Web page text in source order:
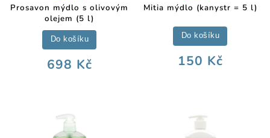
Prosavon mýdlo s olivovým
olejem (5 l)
698 Kč
Do košíku
Mitia mýdlo (kanystr = 5 l)
150 Kč
Do košíku